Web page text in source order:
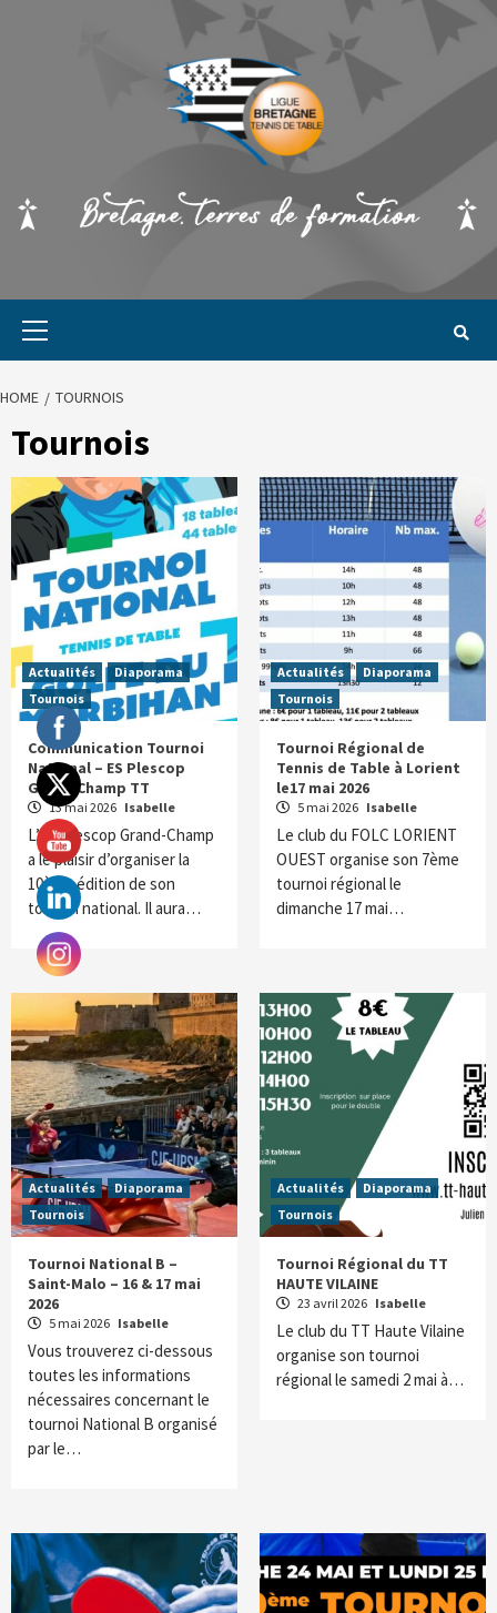
HOME TOURNOIS
Tournois
Actualités
Diaporama
Tournois
Communication Tournoi
National – ES Plescop
Grand Champ TT
13 mai 2026 Isabelle
L’ES Plescop Grand-Champ
a le plaisir d’organiser la
10ème édition de son
tournoi national. Il aura…
Actualités
Diaporama
Tournois
Tournoi Régional de
Tennis de Table à Lorient
le17 mai 2026
5 mai 2026 Isabelle
Le club du FOLC LORIENT
OUEST organise son 7ème
tournoi régional le
dimanche 17 mai…
Actualités
Diaporama
Tournois
Tournoi National B –
Saint-Malo – 16 & 17 mai
2026
5 mai 2026 Isabelle
Vous trouverez ci-dessous
toutes les informations
nécessaires concernant le
tournoi National B organisé
par le…
Actualités
Diaporama
Tournois
Tournoi Régional du TT
HAUTE VILAINE
23 avril 2026 Isabelle
Le club du TT Haute Vilaine
organise son tournoi
régional le samedi 2 mai à…